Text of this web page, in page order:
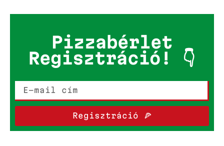
Pizzabérlet
Regisztráció! 👇
Regisztráció 🍕